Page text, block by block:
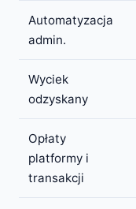
Automatyzacja
admin.
Wyciek
odzyskany
Opłaty
platformy i
transakcji